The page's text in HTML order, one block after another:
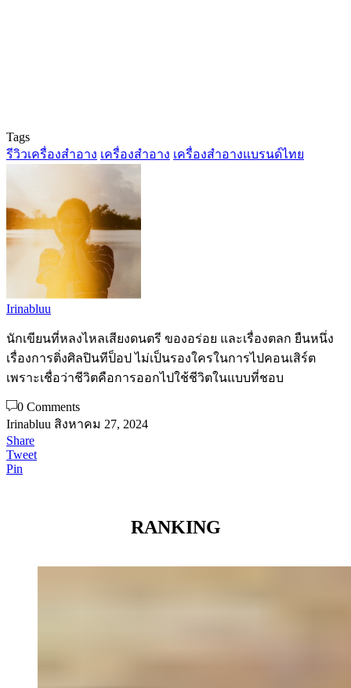
Tags
รีวิวเครื่องสำอาง เครื่องสำอาง เครื่องสำอางแบรนด์ไทย
Irinabluu
นักเขียนที่หลงไหลเสียงดนตรี ของอร่อย และเรื่องตลก ยืนหนึ่ง
เรื่องการติ่งศิลปินทีป็อป ไม่เป็นรองใครในการไปคอนเสิร์ต
เพราะเชื่อว่าชีวิตคือการออกไปใช้ชีวิตในแบบที่ชอบ
0 Comments
Irinabluu สิงหาคม 27, 2024
Share
Tweet
Pin
RANKING